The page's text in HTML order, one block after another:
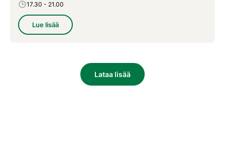
17.30 - 21.00
Lue lisää
Lataa lisää